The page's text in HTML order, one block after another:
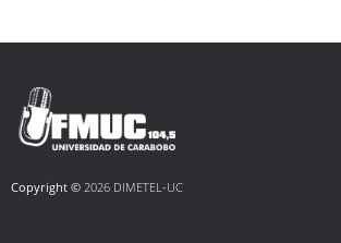
Copyright © 2026 DIMETEL-UC